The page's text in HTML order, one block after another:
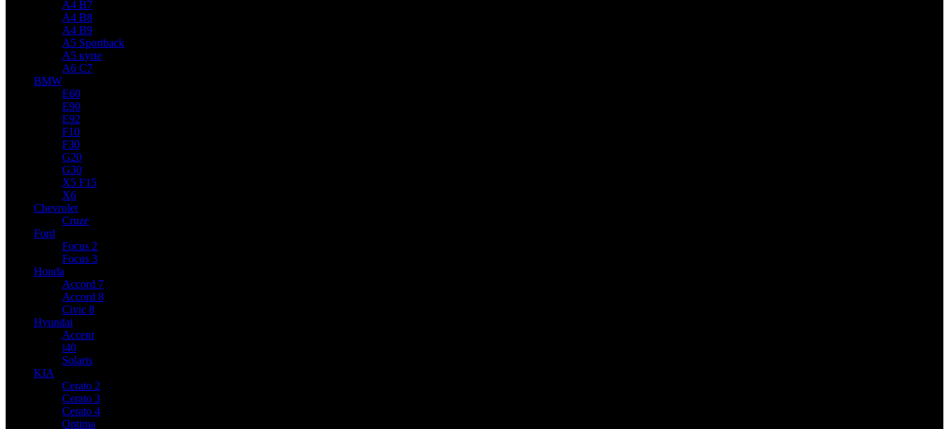
A4 B7
A4 B8
A4 B9
A5 Sportback
A5 купе
A6 C7
BMW
E60
E90
E92
F10
F30
G20
G30
X5 F15
X6
Chevrolet
Cruze
Ford
Focus 2
Focus 3
Honda
Accord 7
Accord 8
Civic 8
Hyundai
Accent
i40
Solaris
KIA
Cerato 2
Cerato 3
Cerato 4
Optima